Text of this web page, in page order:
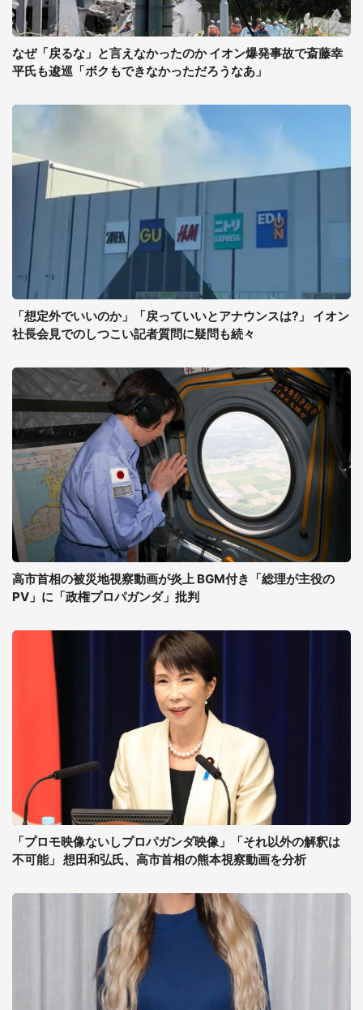
なぜ「戻るな」と言えなかったのか イオン爆発事故で斎藤幸
平氏も逡巡「ボクもできなかっただろうなあ」
「想定外でいいのか」「戻っていいとアナウンスは?」 イオン
社長会見でのしつこい記者質問に疑問も続々
高市首相の被災地視察動画が炎上 BGM付き「総理が主役の
PV」に「政権プロパガンダ」批判
「プロモ映像ないしプロパガンダ映像」「それ以外の解釈は
不可能」 想田和弘氏、高市首相の熊本視察動画を分析